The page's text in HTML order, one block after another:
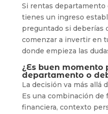
Si rentas departamento
tienes un ingreso
preguntado si deberías
comenzar a invertir en
donde empieza las
¿Es buen
departamento o
La decisión va más allá
Es una combinación de
financiera, contexto